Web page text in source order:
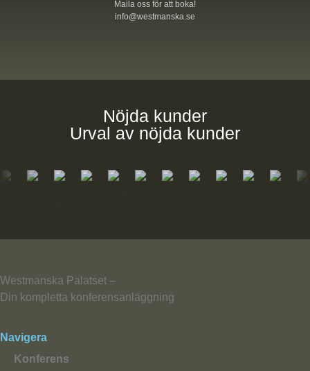
Maila oss för att boka!
info@westmanska.se
Nöjda kunder
Urval av nöjda kunder
Westmanska Palatset –
Din kompletta konferensanläggning
Navigera
Konferens